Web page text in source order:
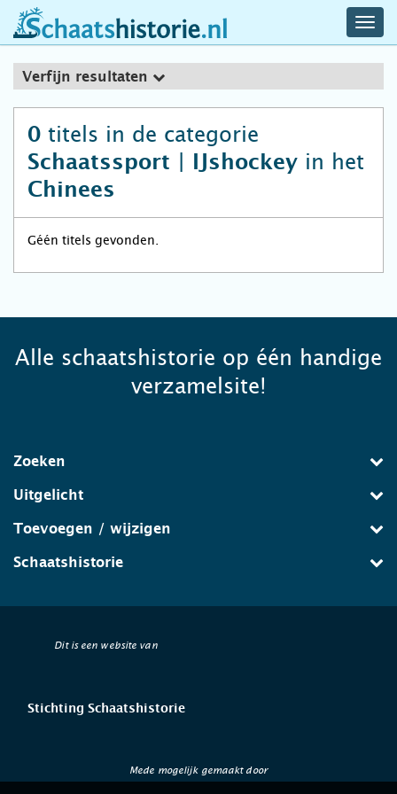
schaatshistorie.nl
Verfijn resultaten
0 titels in de categorie
Schaatssport | IJshockey in het
Chinees
Géén titels gevonden.
Alle schaatshistorie op één handige
verzamelsite!
Zoeken
Uitgelicht
Toevoegen / wijzigen
Schaatshistorie
Dit is een website van
Stichting Schaatshistorie
Mede mogelijk gemaakt door